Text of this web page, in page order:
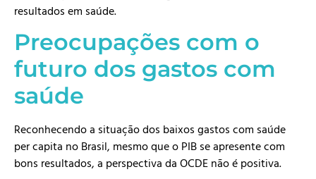
resultados em saúde.
Preocupações com o
futuro dos gastos com
saúde
Reconhecendo a situação dos baixos gastos com saúde
per capita no Brasil, mesmo que o PIB se apresente com
bons resultados, a perspectiva da OCDE não é positiva.